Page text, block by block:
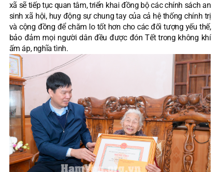
xã sẽ tiếp tục quan tâm, triển khai đồng bộ các chính sách an
sinh xã hội, huy động sự chung tay của cả hệ thống chính trị
và cộng đồng để chăm lo tốt hơn cho các đối tượng yếu thế,
bảo đảm mọi người dân đều được đón Tết trong không khí
ấm áp, nghĩa tình.